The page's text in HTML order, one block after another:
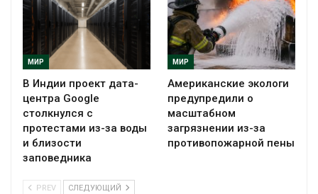
МИР
В Индии проект дата-
центра Google
столкнулся с
протестами из-за воды
и близости
заповедника
МИР
Американские экологи
предупредили о
масштабном
загрязнении из-за
противопожарной пены
PREV СЛЕДУЮЩИЙ